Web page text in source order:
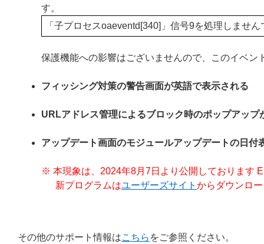
す。
「子プロセスoaeventd[340]」信号9を処理しませ
保護機能への影響はございませんので、このイベン
フィッシング対策の警告画面が英語で表示される
URLアドレス管理によるブロック時のポップアップ
アップデート画面のモジュールアップデートの日付
※ 本現象は、2024年8月7日より公開しております
新プログラムはユーザーズサイト からダウンロ
その他のサポート情報はこちら をご参照ください。